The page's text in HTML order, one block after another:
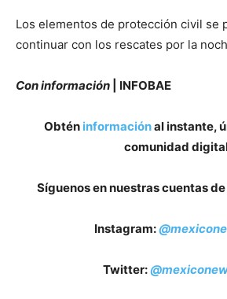
Los elementos de protección civil se
continuar con los rescates por la
Con información | INFOBAE
Obtén informaciónal instante,
comunidad
Síguenos en nuestras cuentas
Instagram:
Twitter: